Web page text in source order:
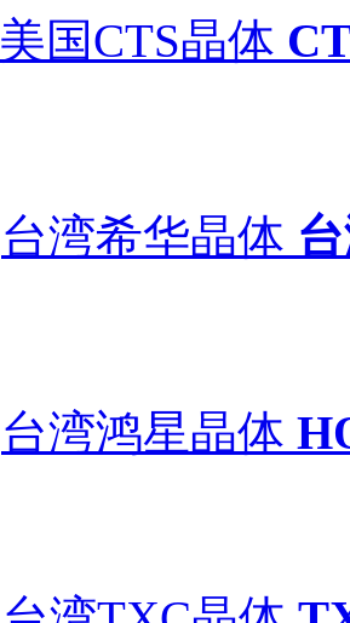
美国CTS晶体
台湾希华晶体
台湾鸿星晶体